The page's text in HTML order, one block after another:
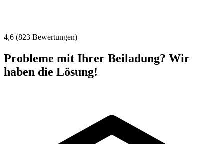
4,6 (823 Bewertungen)
Probleme mit Ihrer Beiladung? Wir
haben die Lösung!